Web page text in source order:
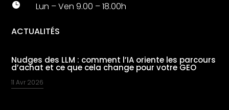
 Lun – Ven 9.00 – 18.00h
ACTUALITÉS
Nudges des LLM : comment l’IA oriente les parcours
d’achat et ce que cela change pour votre GEO
11 Avr 2026